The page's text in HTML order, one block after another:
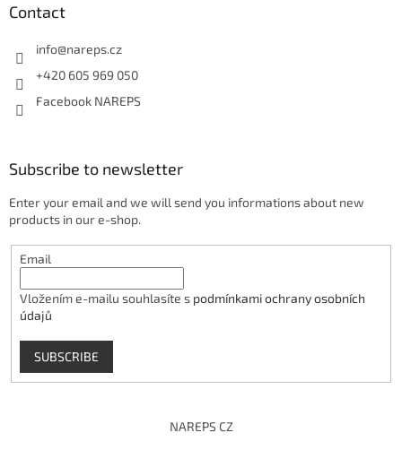
Contact
info@nareps.cz
+420 605 969 050
Facebook NAREPS
Subscribe to newsletter
Enter your email and we will send you informations about new
products in our e-shop.
Email
Vložením e-mailu souhlasíte s podmínkami ochrany osobních
údajů
SUBSCRIBE
NAREPS CZ